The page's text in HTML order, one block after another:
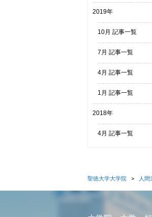
2019年
10月 記事一覧
7月 記事一覧
4月 記事一覧
1月 記事一覧
2018年
4月 記事一覧
聖徳大学大学院 人